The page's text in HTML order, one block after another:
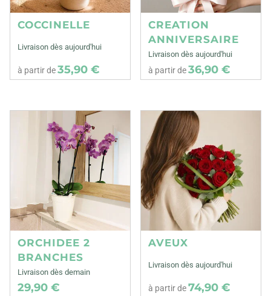
COCCINELLE
Livraison dès aujourd'hui
à partir de35,90 €
CREATION
ANNIVERSAIRE
Livraison dès aujourd'hui
à partir de36,90 €
ORCHIDEE 2
BRANCHES
Livraison dès demain
29,90 €
AVEUX
Livraison dès aujourd'hui
à partir de74,90 €